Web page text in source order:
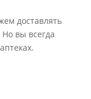
доставлять
вы всегда